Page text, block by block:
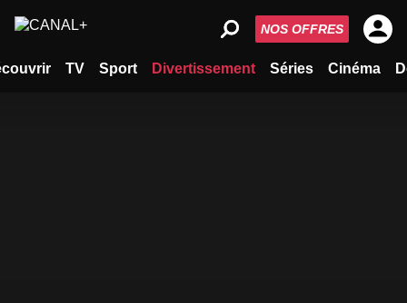
TV Sport Divertissement Séries Cinéma
NOS OFFRES